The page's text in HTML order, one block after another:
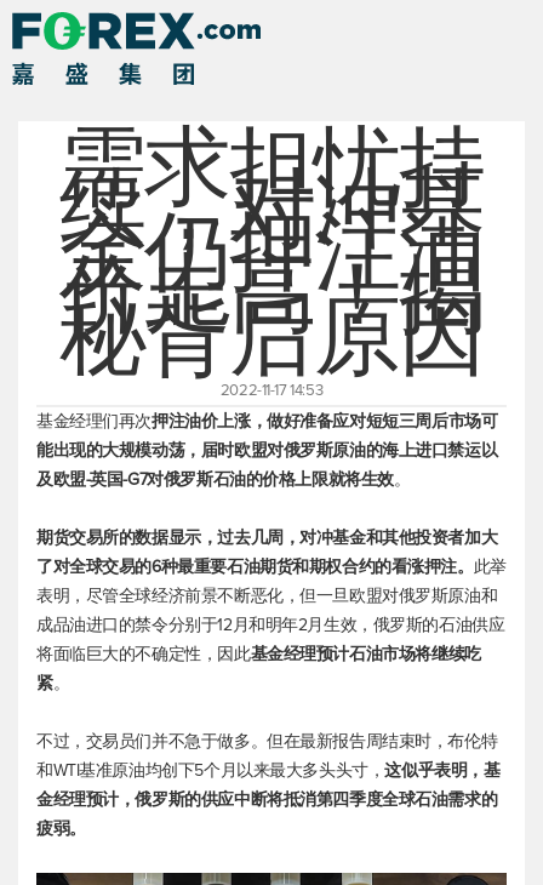
需求担忧持
续，对冲基
金仍押注油
价走高！揭
秘背后原因
2022-11-17 14:53
基金经理们再次押注油价上涨，做好准备应对短短三周后市场可
能出现的大规模动荡，届时欧盟对俄罗斯原油的海上进口禁运以
及欧盟-英国-G7对俄罗斯石油的价格上限就将生效。
期货交易所的数据显示，过去几周，对冲基金和其他投资者加大
了对全球交易的6种最重要石油期货和期权合约的看涨押注。 此举
表明，尽管全球经济前景不断恶化，但一旦欧盟对俄罗斯原油和
成品油进口的禁令分别于12月和明年2月生效，俄罗斯的石油供应
将面临巨大的不确定性，因此基金经理预计石油市场将继续吃
紧。
不过，交易员们并不急于做多。但在最新报告周结束时，布伦特
和WTI基准原油均创下5个月以来最大多头头寸，这似乎表明，基
金经理预计，俄罗斯的供应中断将抵消第四季度全球石油需求的
疲弱。